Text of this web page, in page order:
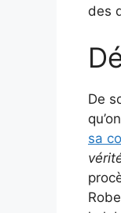
des
De
sa